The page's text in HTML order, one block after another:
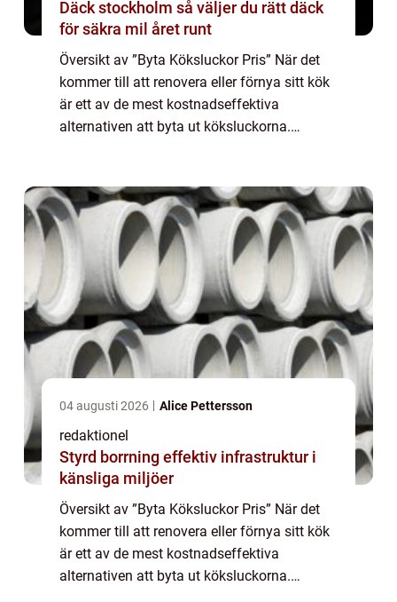
Däck stockholm så väljer du rätt däck
för säkra mil året runt
Översikt av ”Byta Köksluckor Pris” När det
kommer till att renovera eller förnya sitt kök
är ett av de mest kostnadseffektiva
alternativen att byta ut köksluckorna.
04 augusti 2026 Alice Pettersson
redaktionel
Styrd borrning effektiv infrastruktur i
känsliga miljöer
Översikt av ”Byta Köksluckor Pris” När det
kommer till att renovera eller förnya sitt kök
är ett av de mest kostnadseffektiva
alternativen att byta ut köksluckorna.